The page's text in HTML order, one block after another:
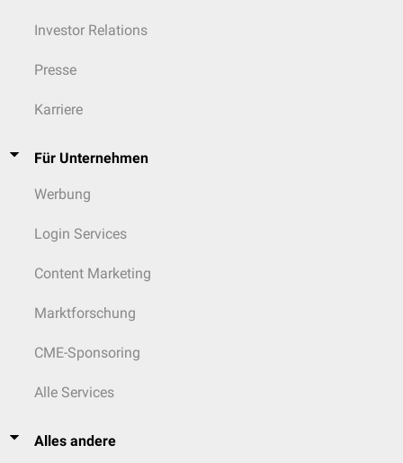
Investor Relations
Presse
Karriere
Für Unternehmen
Werbung
Login Services
Content Marketing
Marktforschung
CME-Sponsoring
Alle Services
Alles andere